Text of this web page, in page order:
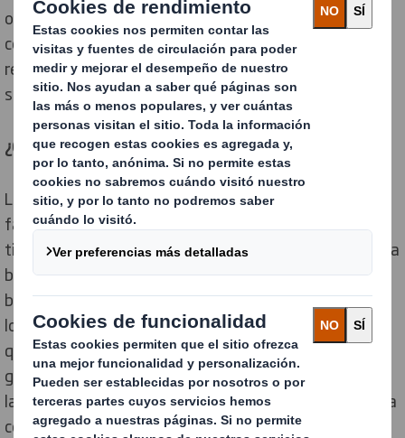
ondulado. Para lograr este objetivo, estamos
convencidos de que todo el papel que compramos es
reciclado o proviene de bosques gestionados de forma
sostenible.
¿Qué es la gestión forestal sostenible?
La gestión forestal sostenible implica nivelar los
factores ecológicos, económicos y socioculturales que
tienen que ver con los bosques. Esto supone proteger la
biodiversidad y el ecosistema natural que ofrecen los
bosques, reducir la pobreza rural y mitigar algunos de
los efectos del cambio climático. Existen organismos
que otorgan la certificación de cadena de custodia de
gestión forestal sostenible con el objetivo de cambiar
la tendencia forestal mundial hacia el uso sostenible, la
conservación, la restauración y el respeto por todos.